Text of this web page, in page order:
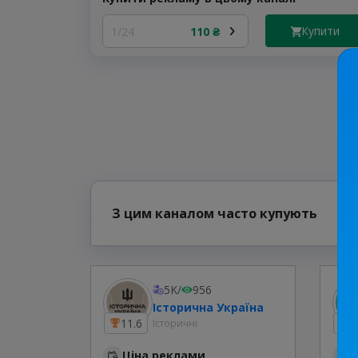
1/24 110 ₴ Купити
З цим каналом часто купують
11.6
5K/
956
Історична Україна
Історичні